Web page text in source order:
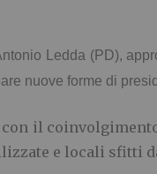
Ledda (PD),
nuove forme di
il
e locali sfitti